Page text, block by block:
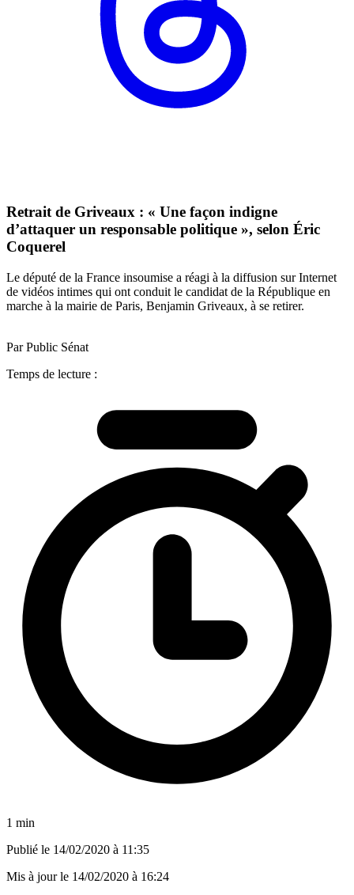
Retrait de Griveaux : « Une façon indigne
d’attaquer un responsable politique », selon Éric
Coquerel
Le député de la France insoumise a réagi à la diffusion sur Internet
de vidéos intimes qui ont conduit le candidat de la République en
marche à la mairie de Paris, Benjamin Griveaux, à se retirer.
Par Public Sénat
Temps de lecture :
1 min
Publié le 14/02/2020 à 11:35
Mis à jour le 14/02/2020 à 16:24